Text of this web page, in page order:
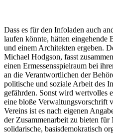
Dass es für den Infoladen auch
laufen könnte, hätten eingehende
und einem Architekten ergeben.
Michael Hodgson, fasst
einen Ermessensspielraum bei
an die Verantwortlichen der
politische und soziale Arbeit des
gefährden. Sonst wird wertvolles
eine bloße Verwaltungsvorschrift
Vereins ist es nach eigenen
der Zusammenarbeit zu bieten
solidarische, basisdemokratisch